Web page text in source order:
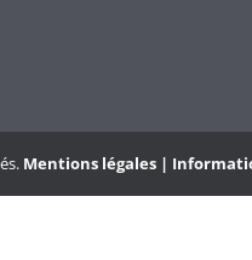
Mentions légales |